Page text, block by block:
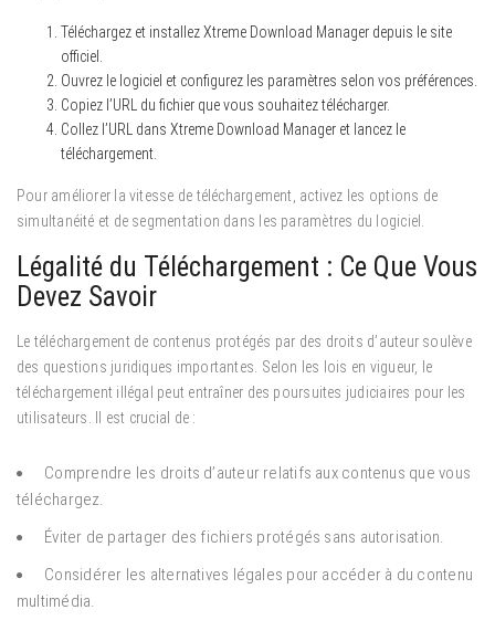
Téléchargez et installez Xtreme Download Manager depuis le site
officiel.
Ouvrez le logiciel et configurez les paramètres selon vos préférences.
Copiez l’URL du fichier que vous souhaitez télécharger.
Collez l’URL dans Xtreme Download Manager et lancez le
téléchargement.
Pour améliorer la vitesse de téléchargement, activez les options de
simultanéité et de segmentation dans les paramètres du logiciel.
Légalité du Téléchargement : Ce Que Vous
Devez Savoir
Le téléchargement de contenus protégés par des droits d’auteur soulève
des questions juridiques importantes. Selon les lois en vigueur, le
téléchargement illégal peut entraîner des poursuites judiciaires pour les
utilisateurs. Il est crucial de :
Comprendre les droits d’auteur relatifs aux contenus que vous
téléchargez.
Éviter de partager des fichiers protégés sans autorisation.
Considérer les alternatives légales pour accéder à du contenu
multimédia.